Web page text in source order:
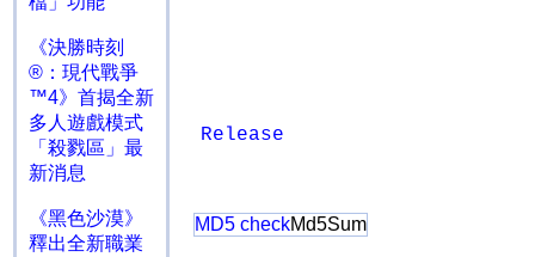
《決勝時刻
®：現代戰爭
™4》首揭全新
多人遊戲模式
「殺戮區」最
新消息
《黑色沙漠》
釋出全新職業
Release
MD5 checkMd5Sum